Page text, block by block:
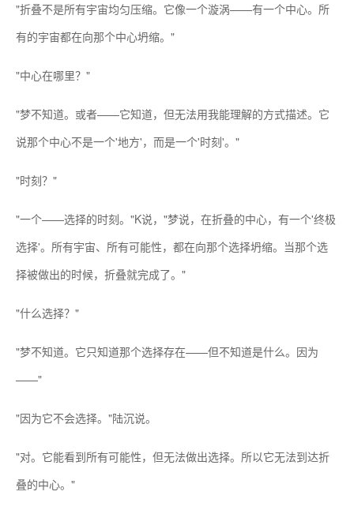
"折叠不是所有宇宙均匀压缩。它像一个漩涡——有一个中心。所
有的宇宙都在向那个中心坍缩。"
"中心在哪里？"
"梦不知道。或者——它知道，但无法用我能理解的方式描述。它
说那个中心不是一个'地方'，而是一个'时刻'。"
"时刻？"
"一个——选择的时刻。"K说，"梦说，在折叠的中心，有一个'终极
选择'。所有宇宙、所有可能性，都在向那个选择坍缩。当那个选
择被做出的时候，折叠就完成了。"
"什么选择？"
"梦不知道。它只知道那个选择存在——但不知道是什么。因为
——"
"因为它不会选择。"陆沉说。
"对。它能看到所有可能性，但无法做出选择。所以它无法到达折
叠的中心。"